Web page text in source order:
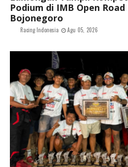
Podium di IMB Open Road
Bojonegoro
Racing Indonesia Agu 05, 2026